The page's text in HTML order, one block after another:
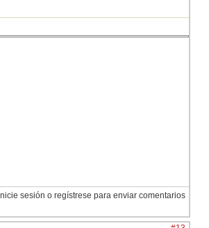
Inicie sesión o regístrese para enviar comentarios